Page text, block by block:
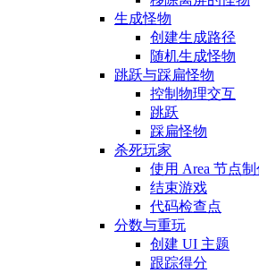
生成怪物
创建生成路径
随机生成怪物
跳跃与踩扁怪物
控制物理交互
跳跃
踩扁怪物
杀死玩家
使用 Area 节点
结束游戏
代码检查点
分数与重玩
创建 UI 主题
跟踪得分